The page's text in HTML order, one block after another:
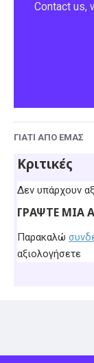
Contact us,
ΓΙΑΤΊ ΑΠΌ ΕΜΆΣ
Κριτικές
Δεν υπάρχουν
ΓΡΆΨΤΕ ΜΙΑ
Παρακαλώ
αξιολογήσετε